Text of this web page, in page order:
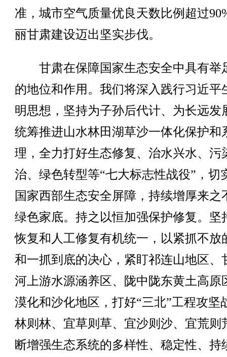
准，城市空气质量优良天数比例超过
丽甘肃建设迈出坚实步伐。
甘肃在保障国家生态安全中具有举
的地位和作用。我们将深入践行习近平
明思想，坚持为子孙后代计、为长远发
统筹推进山水林田湖草沙一体化保护和
理，全力打好生态修复、治水兴水、污
治、绿色转型等“七大标志性战役”，切
国家西部生态安全屏障，持续增厚来之
绿色家底。持之以恒加强保护修复。坚
恢复和人工修复有机统一，以紧抓不放
和一抓到底的决心，紧盯祁连山地区、
河上游水源涵养区、陇中陇东黄土高原
漠化和沙化地区，打好“三北”工程攻坚
林则林、宜草则草、宜沙则沙、宜荒则
断增强生态系统的多样性、稳定性、持